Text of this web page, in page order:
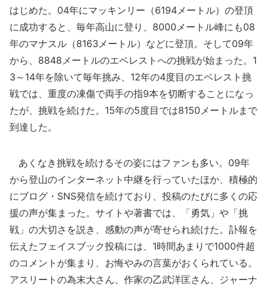
はじめた。04年にマッキンリー（6194メートル）の登頂
に成功すると、毎年高山に登り、8000メートル峰にも08
年のマナスル（8163メートル）などに登頂。そして09年
から、8848メートルのエベレストへの挑戦が始まった。1
3～14年を除いて毎年挑み、12年の4度目のエベレスト挑
戦では、重度の凍傷で両手の指9本を切断することになっ
たが、挑戦を続けた。15年の5度目では8150メートルまで
到達した。
あくなき挑戦を続けるその姿にはファンも多い。09年
から登山のインターネット中継を行っていたほか、積極的
にブログ・SNS発信を続けており、投稿のたびに多くの応
援の声が集まった。サイトや著書では、「勇気」や「挑
戦」の大切さを説き、感動の声が寄せられ続けた。訃報を
伝えたフェイスブック投稿には、1時間あまりで1000件超
のコメントが集まり、お悔やみの言葉がおくられている。
アスリートの為末大さん、作家の乙武洋匡さん、ジャーナ